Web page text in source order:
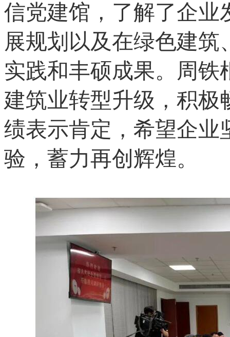
信党建馆，了解了企业
展规划以及在绿色建
实践和丰硕成果。周铁
建筑业转型升级，积极
绩表示肯定，希望企业
验，蓄力再创辉煌。